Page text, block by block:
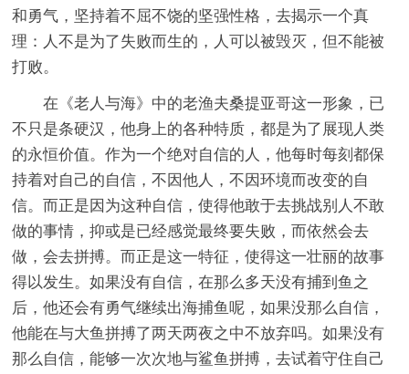
和勇气，坚持着不屈不饶的坚强性格，去揭示一个真
理：人不是为了失败而生的，人可以被毁灭，但不能被
打败。
在《老人与海》中的老渔夫桑提亚哥这一形象，已
不只是条硬汉，他身上的各种特质，都是为了展现人类
的永恒价值。作为一个绝对自信的人，他每时每刻都保
持着对自己的自信，不因他人，不因环境而改变的自
信。而正是因为这种自信，使得他敢于去挑战别人不敢
做的事情，抑或是已经感觉最终要失败，而依然会去
做，会去拼搏。而正是这一特征，使得这一壮丽的故事
得以发生。如果没有自信，在那么多天没有捕到鱼之
后，他还会有勇气继续出海捕鱼呢，如果没那么自信，
他能在与大鱼拼搏了两天两夜之中不放弃吗。如果没有
那么自信，能够一次次地与鲨鱼拼搏，去试着守住自己